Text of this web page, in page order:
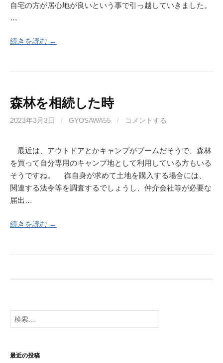
自宅の方が居心地が良いという事で引っ越していきました。
…
続きを読む →
森林を相続した時
2023年3月3日 / GYOSAWA55 / コメントする
最近は、アウトドアとかキャンプがブームだそうで、森林
を買って自分専用のキャンプ地として利用している方もいる
そうですね。 御自身が求めて土地を購入する場合には、
関連する法令等を調査するでしょうし、仲介会社等が必要な
届出…
続きを読む →
検
索:
最近の投稿